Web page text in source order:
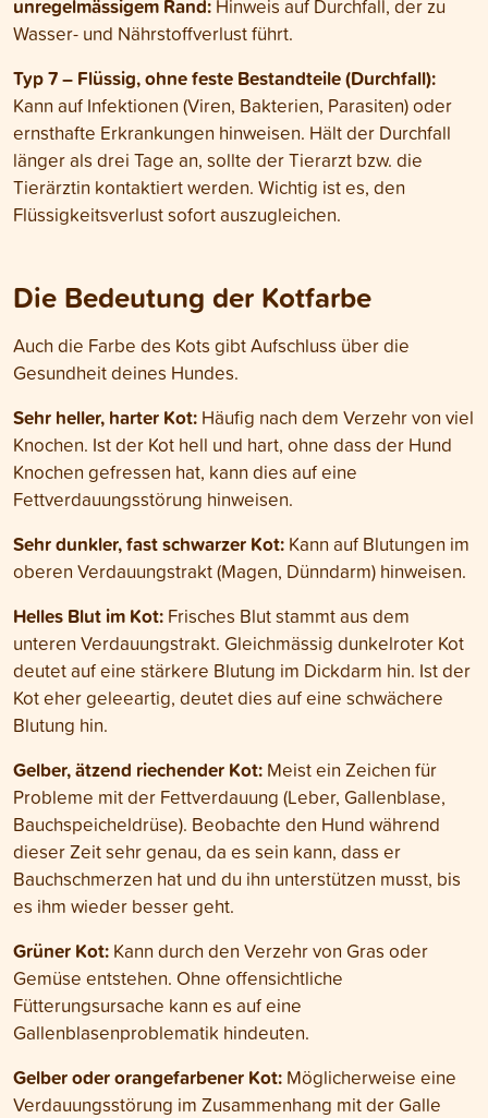
unregelmässigem Rand: Hinweis auf Durchfall, der zu
Wasser- und Nährstoffverlust führt.
Typ 7 – Flüssig, ohne feste Bestandteile (Durchfall):
Kann auf Infektionen (Viren, Bakterien, Parasiten) oder
ernsthafte Erkrankungen hinweisen. Hält der Durchfall
länger als drei Tage an, sollte der Tierarzt bzw. die
Tierärztin kontaktiert werden. Wichtig ist es, den
Flüssigkeitsverlust sofort auszugleichen.
Die Bedeutung der Kotfarbe
Auch die Farbe des Kots gibt Aufschluss über die
Gesundheit deines Hundes.
Sehr heller, harter Kot: Häufig nach dem Verzehr von viel
Knochen. Ist der Kot hell und hart, ohne dass der Hund
Knochen gefressen hat, kann dies auf eine
Fettverdauungsstörung hinweisen.
Sehr dunkler, fast schwarzer Kot: Kann auf Blutungen im
oberen Verdauungstrakt (Magen, Dünndarm) hinweisen.
Helles Blut im Kot: Frisches Blut stammt aus dem
unteren Verdauungstrakt. Gleichmässig dunkelroter Kot
deutet auf eine stärkere Blutung im Dickdarm hin. Ist der
Kot eher geleeartig, deutet dies auf eine schwächere
Blutung hin.
Gelber, ätzend riechender Kot: Meist ein Zeichen für
Probleme mit der Fettverdauung (Leber, Gallenblase,
Bauchspeicheldrüse). Beobachte den Hund während
dieser Zeit sehr genau, da es sein kann, dass er
Bauchschmerzen hat und du ihn unterstützen musst, bis
es ihm wieder besser geht.
Grüner Kot: Kann durch den Verzehr von Gras oder
Gemüse entstehen. Ohne offensichtliche
Fütterungsursache kann es auf eine
Gallenblasenproblematik hindeuten.
Gelber oder orangefarbener Kot: Möglicherweise eine
Verdauungsstörung im Zusammenhang mit der Galle